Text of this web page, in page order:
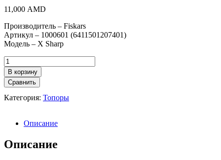
11,000 AMD
Производитель – Fiskars
Артикул – 1000601 (6411501207401)
Модель – X Sharp
Количество
товара
Точилка
для
ножей
Fiskars
Sharp
В корзину
Сравнить
Категория: Топоры
Описание
Описание